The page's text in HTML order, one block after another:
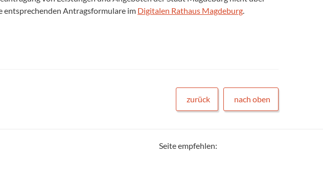
entsprechenden Antragsformulare im Digitalen Rathaus Magdeburg
zurück nach oben
Seite empfehlen: